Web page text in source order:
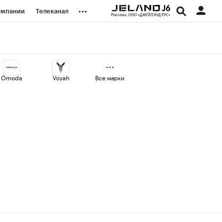
Телеканал ...
Omoda Voyah Все марки